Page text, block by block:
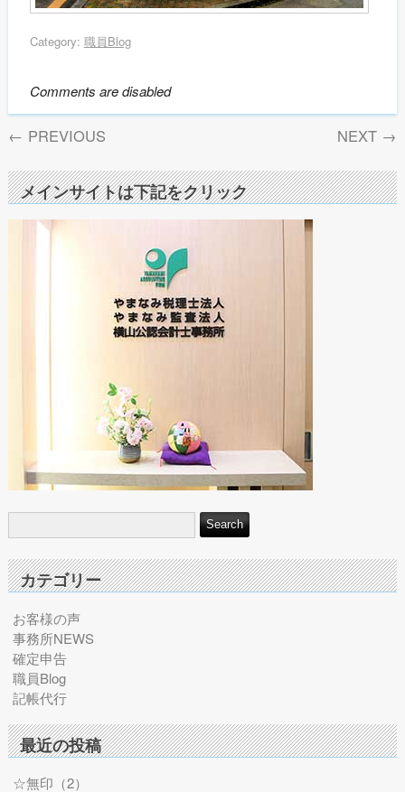
Category: 職員Blog
Comments are disabled
← PREVIOUS NEXT →
メインサイトは下記をクリック
カテゴリー
お客様の声
事務所NEWS
確定申告
職員Blog
記帳代行
最近の投稿
☆無印（2）